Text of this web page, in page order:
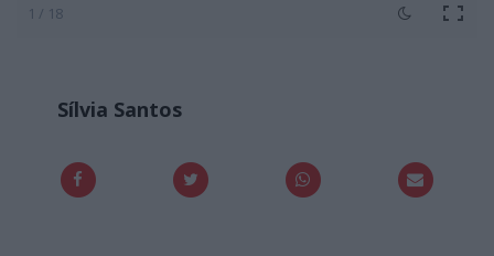
1 / 18
Sílvia Santos